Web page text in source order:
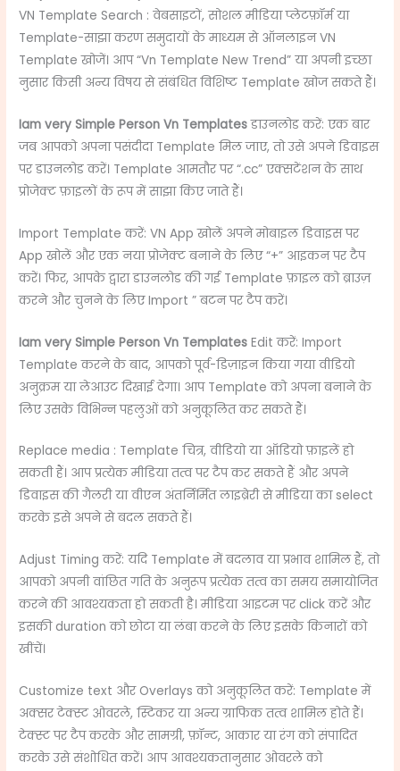
VN Template Search : वेबसाइटों, सोशल मीडिया प्लेटफ़ॉर्म या
Template-साझा करण समुदायों के माध्यम से ऑनलाइन VN
Template खोजें। आप “Vn Template New Trend” या अपनी इच्छा
नुसार किसी अन्य विषय से संबंधित विशिष्ट Template खोज सकते हैं।
Iam very Simple Person Vn Templatesडाउनलोड करें: एक बार
जब आपको अपना पसंदीदा Template मिल जाए, तो उसे अपने डिवाइस
पर डाउनलोड करें। Template आमतौर पर “.cc” एक्सटेंशन के साथ
प्रोजेक्ट फ़ाइलों के रूप में साझा किए जाते हैं।
Import Template करें: VN App खोलें अपने मोबाइल डिवाइस पर
App खोलें और एक नया प्रोजेक्ट बनाने के लिए “+” आइकन पर टैप
करें। फिर, आपके द्वारा डाउनलोड की गई Template फ़ाइल को ब्राउज़
करने और चुनने के लिए Import ” बटन पर टैप करें।
Iam very Simple Person Vn Templates Edit करें: Import
Template करने के बाद, आपको पूर्व-डिज़ाइन किया गया वीडियो
अनुक्रम या लेआउट दिखाई देगा। आप Template को अपना बनाने के
लिए उसके विभिन्न पहलुओं को अनुकूलित कर सकते हैं।
Replace media : Template चित्र, वीडियो या ऑडियो फ़ाइलें हो
सकती हैं। आप प्रत्येक मीडिया तत्व पर टैप कर सकते हैं और अपने
डिवाइस की गैलरी या वीएन अंतर्निर्मित लाइब्रेरी से मीडिया का select
करके इसे अपने से बदल सकते हैं।
Adjust Timing करें: यदि Template में बदलाव या प्रभाव शामिल हैं, तो
आपको अपनी वांछित गति के अनुरूप प्रत्येक तत्व का समय समायोजित
करने की आवश्यकता हो सकती है। मीडिया आइटम पर click करें और
इसकी duration को छोटा या लंबा करने के लिए इसके किनारों को
खींचें।
Customize text और Overlays को अनुकूलित करें: Template में
अक्सर टेक्स्ट ओवरले, स्टिकर या अन्य ग्राफिक तत्व शामिल होते हैं।
टेक्स्ट पर टैप करके और सामग्री, फ़ॉन्ट, आकार या रंग को संपादित
करके उसे संशोधित करें। आप आवश्यकतानुसार ओवरले को